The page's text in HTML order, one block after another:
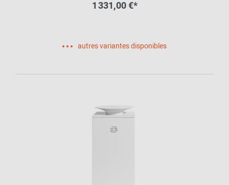
1 331,00 €*
autres variantes disponibles